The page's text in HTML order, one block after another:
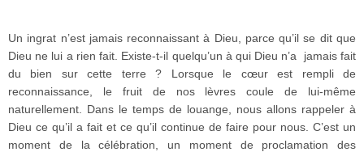
Un ingrat n’est jamais reconnaissant à Dieu, parce qu’il se dit que
Dieu ne lui a rien fait. Existe-t-il quelqu’un à qui Dieu n’a jamais fait
du bien sur cette terre ? Lorsque le cœur est rempli de
reconnaissance, le fruit de nos lèvres coule de lui-même
naturellement. Dans le temps de louange, nous allons rappeler à
Dieu ce qu’il a fait et ce qu’il continue de faire pour nous. C’est un
moment de la célébration, un moment de proclamation des